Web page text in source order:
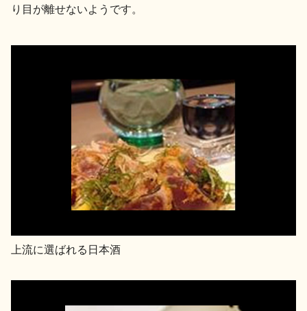
り目が離せないようです。
上流に選ばれる日本酒